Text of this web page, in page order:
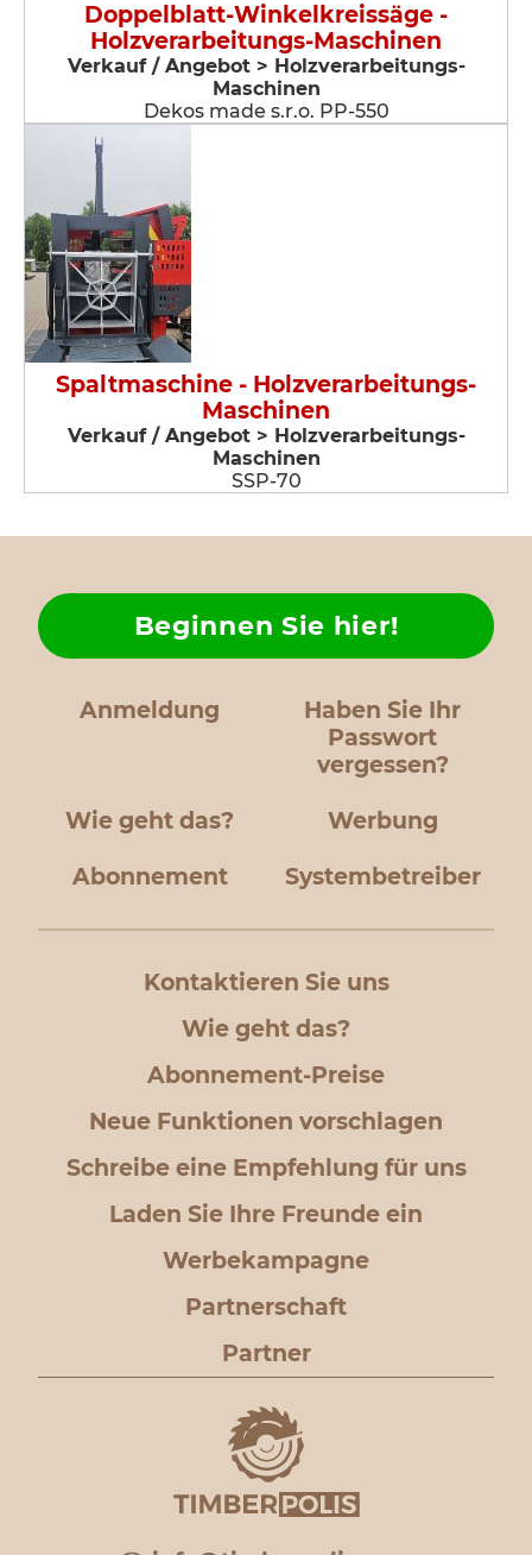
Doppelblatt-Winkelkreissäge -
Holzverarbeitungs-Maschinen
Verkauf / Angebot > Holzverarbeitungs-
Maschinen
Dekos made s.r.o. PP-550
Spaltmaschine - Holzverarbeitungs-
Maschinen
Verkauf / Angebot > Holzverarbeitungs-
Maschinen
SSP-70
Anmeldung
Haben Sie Ihr
Passwort
vergessen?
Wie geht das?
Beginnen Sie hier!
Werbung
Abonnement Systembetreiber
Kontaktieren Sie uns
Wie geht das?
Abonnement-Preise
Neue Funktionen vorschlagen
Schreibe eine Empfehlung für uns
Laden Sie Ihre Freunde ein
Werbekampagne
Partnerschaft
Partner